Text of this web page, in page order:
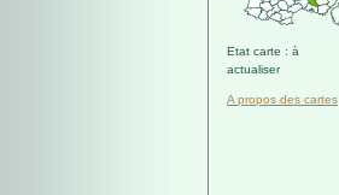
Etat carte : à
actualiser
A propos des cartes